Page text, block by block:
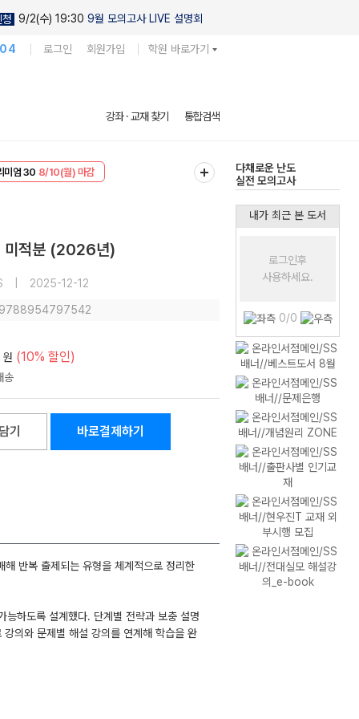
청 9/2(수) 19:30 9월 모의고사 LIVE 설명회
로그인 회원가입 학원 바로가기
강좌 · 교재 찾기 통합검색
8/10(월) 마감
다채로운 난도
실전 모의고사
미적분 (2026년)
2025-12-12
9788954797542
원 (10% 할인)
기 바로결제하기
반복 출제되는 유형을 체계적으로 정리한
능하도록 설계했다. 단계별 전략과 보충 설명
의와 문제별 해설 강의를 연계해 학습을 완
내가 최근 본 도서
로그인후
사용하세요.
0/0